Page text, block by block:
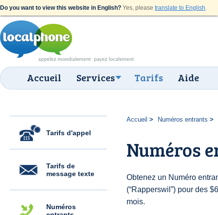
Do you want to view this website in English? Yes, please translate to English.
Accueil Services Tarifs Aide
Tarifs d'appel
Tarifs de
message texte
Numéros
Accueil Numéros entrants
Numéros
Obtenez un Numéro
(“Rapperswil”) pour des
mois.